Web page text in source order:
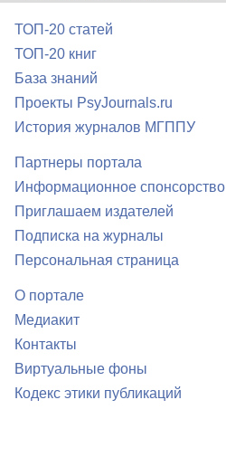
ТОП-20 статей
ТОП-20 книг
База знаний
Проекты PsyJournals.ru
История журналов МГППУ
Партнеры портала
Информационное спонсорство
Приглашаем издателей
Подписка на журналы
Персональная страница
О портале
Медиакит
Контакты
Виртуальные фоны
Кодекс этики публикаций